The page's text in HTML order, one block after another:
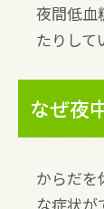
夜間低血
たりして
なぜ夜
からだを
な症状が